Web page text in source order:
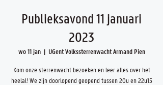
Publieksavond 11 januari
2023
wo 11 jan
  |
UGent Volkssterrenwacht Armand Pien
Kom onze sterrenwacht bezoeken en leer alles over het
heelal! We zijn doorlopend geopend tussen 20u en 22u15